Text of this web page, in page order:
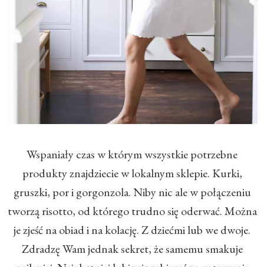
​Wspaniały czas w którym wszystkie potrzebne
produkty znajdziecie w lokalnym sklepie. Kurki,
gruszki, por i gorgonzola. Niby nic ale w połączeniu
tworzą risotto, od którego trudno się oderwać. Można
je zjeść na obiad i na kolację. Z dziećmi lub we dwoje.
Zdradzę Wam jednak sekret, że samemu smakuje